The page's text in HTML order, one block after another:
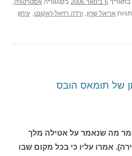
6 בינואר 2006 בקטגוריה אסטרטגיה
אריאל שרון ורדה רזיאל-ז'אקונט
עיתון
של תומאס הובס
מה שנאמר על אטילה מלך
(453-406 לספירה). אמרו עליו כי בכל מקום שבו